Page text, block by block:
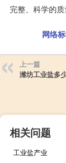
完整、科学的质
网络
上一篇
潍坊工业盐多
相关问题
工业盐产业